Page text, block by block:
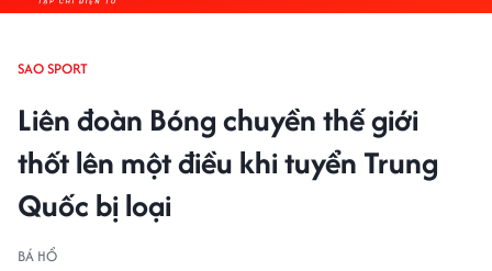
SAO SPORT
Liên đoàn Bóng chuyền thế giới
thốt lên một điều khi tuyển Trung
Quốc bị loại
BÁ HỔ